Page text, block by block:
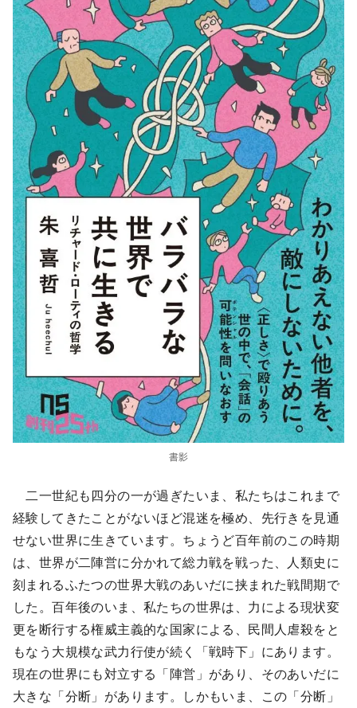
書影
二一世紀も四分の一が過ぎたいま、私たちはこれまで
経験してきたことがないほど混迷を極め、先行きを見通
せない世界に生きています。ちょうど百年前のこの時期
は、世界が二陣営に分かれて総力戦を戦った、人類史に
刻まれるふたつの世界大戦のあいだに挟まれた戦間期で
した。百年後のいま、私たちの世界は、力による現状変
更を断行する権威主義的な国家による、民間人虐殺をと
もなう大規模な武力行使が続く「戦時下」にあります。
現在の世界にも対立する「陣営」があり、そのあいだに
大きな「分断」があります。しかもいま、この「分断」